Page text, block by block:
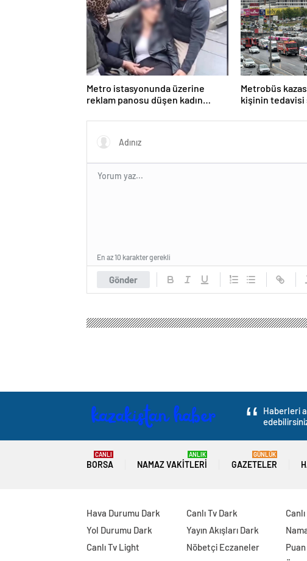
Metro istasyonunda üzerine
reklam panosu düşen kadın
Metrobüs
kişinin
Gönder
En az 10 karakter gerekli
DEM Parti’den
DEM Parti’den